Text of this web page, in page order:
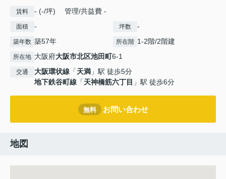
賃料 - (-/坪) 管理/共益費 -
面積 - 坪数 -
築年数 築57年 所在階 1-2階/2階建
所在地 大阪府大阪市北区池田町6‐1
交通 大阪環状線 「天満 」駅 徒歩5分
地下鉄谷町線 「天神橋筋六丁目 」駅 徒歩6分
無料 お問い合わせ
地図